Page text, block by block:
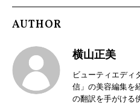
AUTHOR
横山正美
ビューティエディ
信」の美容編集を
の翻訳を手がける